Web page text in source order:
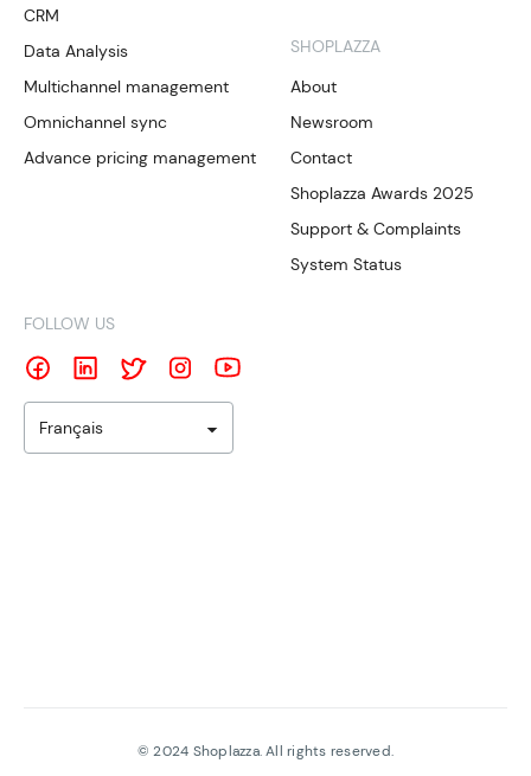
CRM
Data Analysis
Multichannel management
Omnichannel sync
Advance pricing management
SHOPLAZZA
About
Newsroom
Contact
Shoplazza Awards 2025
Support & Complaints
System Status
FOLLOW US
Français
©2024 Shoplazza. All rights reserved.